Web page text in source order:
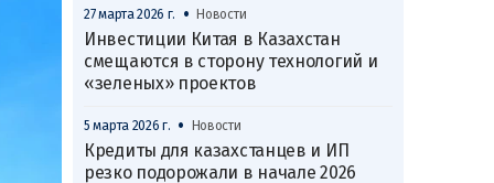
27 марта 2026 г. • Новости
Инвестиции Китая в Казахстан
смещаются в сторону технологий и
«зеленых» проектов
5 марта 2026 г. • Новости
Кредиты для казахстанцев и ИП
резко подорожали в начале 2026